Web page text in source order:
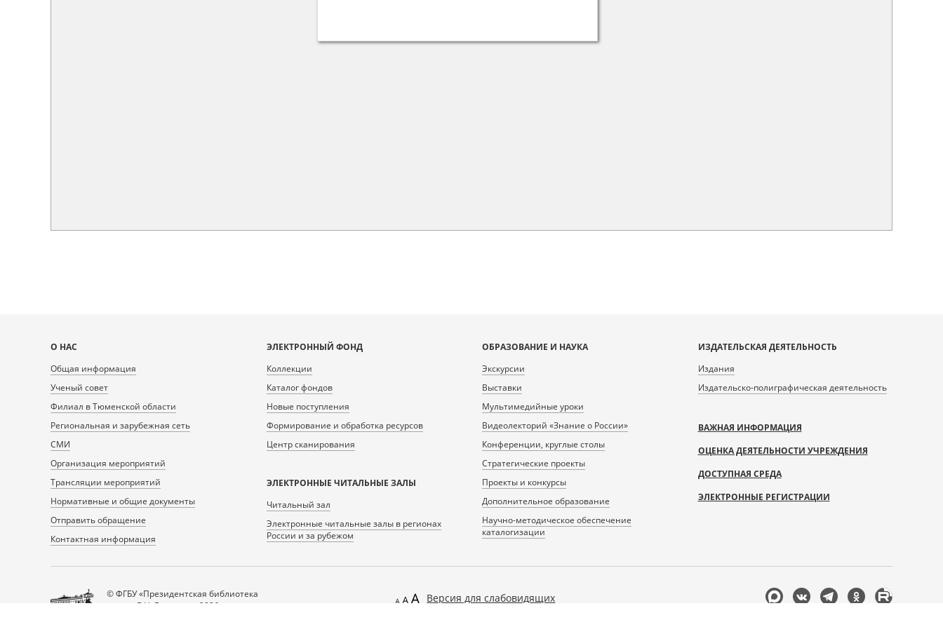
Карта
сайта
О НАС
Общая информация
Ученый совет
Филиал в Тюменской области
Региональная и зарубежная сеть
СМИ
Организация мероприятий
Трансляции мероприятий
Нормативные и общие документы
Отправить обращение
Контактная информация
ЭЛЕКТРОННЫЙ ФОНД
Коллекции
Каталог фондов
Новые поступления
Формирование и обработка ресурсов
Центр сканирования
ЭЛЕКТРОННЫЕ ЧИТАЛЬНЫЕ ЗАЛЫ
Читальный зал
Электронные читальные залы в регионах
России и за рубежом
ОБРАЗОВАНИЕ И НАУКА
Экскурсии
Выставки
Мультимедийные уроки
Видеолекторий «Знание о России»
Конференции, круглые столы
Стратегические проекты
Проекты и конкурсы
Дополнительное образование
Научно-методическое обеспечение
каталогизации
ИЗДАТЕЛЬСКАЯ ДЕЯТЕЛЬНОСТЬ
Издания
Издательско-полиграфическая деятельность
ВАЖНАЯ ИНФОРМАЦИЯ
ОЦЕНКА ДЕЯТЕЛЬНОСТИ УЧРЕЖДЕНИЯ
ДОСТУПНАЯ СРЕДА
ЭЛЕКТРОННЫЕ РЕГИСТРАЦИИ
© ФГБУ «Президентская библиотека
имени Б.Н. Ельцина», 2026
Версия для слабовидящих